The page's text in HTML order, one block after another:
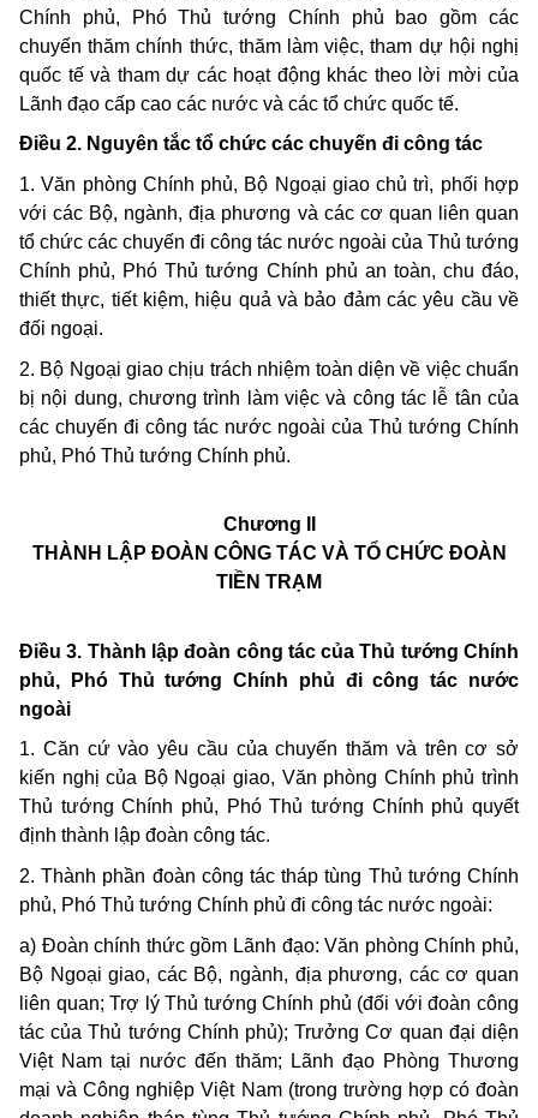
Chính phủ, Phó Thủ tướng Chính phủ bao gồm các
chuyến thăm chính thức, thăm làm việc, tham dự hội nghị
quốc tế và tham dự các hoạt động khác theo lời mời của
Lãnh đạo cấp cao các nước và các tổ chức quốc tế.
Điều 2. Nguyên tắc tổ chức các chuyến đi công tác
1. Văn phòng Chính phủ, Bộ Ngoại giao chủ trì, phối hợp
với các Bộ, ngành, địa phương và các cơ quan liên quan
tổ chức các chuyến đi công tác nước ngoài của Thủ tướng
Chính phủ, Phó Thủ tướng Chính phủ an toàn, chu đáo,
thiết thực, tiết kiệm, hiệu quả và bảo đảm các yêu cầu về
đối ngoại.
2. Bộ Ngoại giao chịu trách nhiệm toàn diện về việc chuẩn
bị nội dung, chương trình làm việc và công tác lễ tân của
các chuyến đi công tác nước ngoài của Thủ tướng Chính
phủ, Phó Thủ tướng Chính phủ.
Chương II
THÀNH LẬP ĐOÀN CÔNG TÁC VÀ TỔ CHỨC ĐOÀN
TIỀN TRẠM
Điều 3. Thành lập đoàn công tác của Thủ tướng Chính
phủ, Phó Thủ tướng Chính phủ đi công tác nước
ngoài
1. Căn cứ vào yêu cầu của chuyến thăm và trên cơ sở
kiến nghị của Bộ Ngoại giao, Văn phòng Chính phủ trình
Thủ tướng Chính phủ, Phó Thủ tướng Chính phủ quyết
định thành lập đoàn công tác.
2. Thành phần đoàn công tác tháp tùng Thủ tướng Chính
phủ, Phó Thủ tướng Chính phủ đi công tác nước ngoài:
a) Đoàn chính thức gồm Lãnh đạo: Văn phòng Chính phủ,
Bộ Ngoại giao, các Bộ, ngành, địa phương, các cơ quan
liên quan; Trợ lý Thủ tướng Chính phủ (đối với đoàn công
tác của Thủ tướng Chính phủ); Trưởng Cơ quan đại diện
Việt Nam tại nước đến thăm; Lãnh đạo Phòng Thương
mại và Công nghiệp Việt Nam (trong trường hợp có đoàn